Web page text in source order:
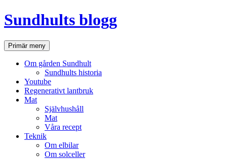
Hoppa
till
Sundhults blogg
SökPrimär meny
Om gården Sundhult
Sundhults historia
Youtube
Regenerativt lantbruk
Mat
Självhushåll
Mat
Våra recept
Teknik
Om elbilar
Om solceller